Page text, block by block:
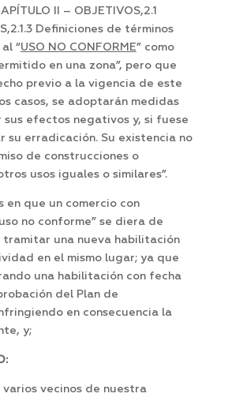
II – OBJETIVOS,2.1
Definiciones de términos
“USO NO CONFORME” como
en una zona”, pero que
previo a la vigencia de este
casos, se adoptarán medidas
efectos negativos y, si fuese
su erradicación. Su existencia no
de construcciones o
usos iguales o similares”.
en que un comercio con
no conforme” se diera de
tramitar una nueva habilitación
en el mismo lugar; ya que
una habilitación con fecha
del Plan de
en consecuencia la
y;
vecinos de nuestra